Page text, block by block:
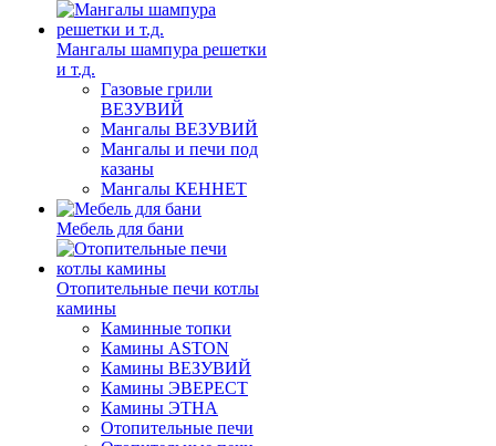
Мангалы шампура решетки
и т.д.
Газовые грили
ВЕЗУВИЙ
Мангалы ВЕЗУВИЙ
Мангалы и печи под
казаны
Мангалы КЕННЕТ
Мебель для бани
Отопительные печи котлы
камины
Каминные топки
Камины ASTON
Камины ВЕЗУВИЙ
Камины ЭВЕРЕСТ
Камины ЭТНА
Отопительные печи